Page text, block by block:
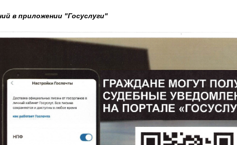
в приложении "Госуслуги"